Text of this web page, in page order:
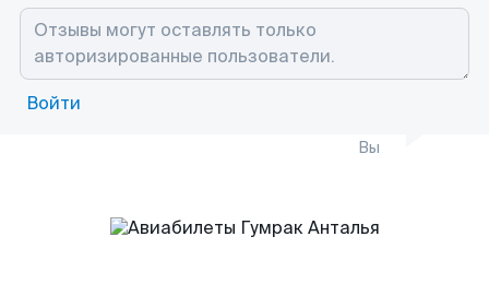
Войти
Вы